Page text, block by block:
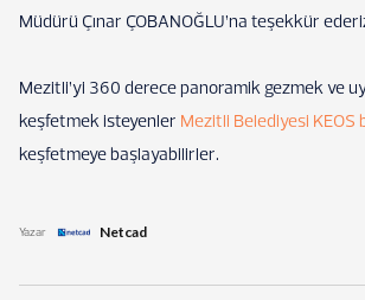
Müdürü Çınar ÇOBANOĞLU’na teşekkür
Mezitli’yi 360 derece panoramik gezmek ve
keşfetmek isteyenler Mezitli Belediyesi KEOS
keşfetmeye başlayabilirler.
Yazar Netcad